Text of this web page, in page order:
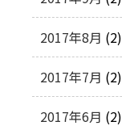
2017年8月 (2)
2017年7月 (2)
2017年6月 (2)